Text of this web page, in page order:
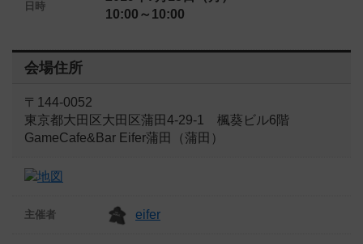
日時
10:00～10:00
会場住所
〒144-0052
東京都大田区大田区蒲田4-29-1 楓葵ビル6階
GameCafe&Bar Eifer蒲田（蒲田）
主催者 eifer